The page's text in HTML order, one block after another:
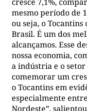
cresce 7,1%,
mesmo período de
ou seja, o
Brasil. É um dos
alcançamos. Esse
nossa economia,
a indústria e o setor
comemorar um
o Tocantins em
especialmente
Nordeste”,